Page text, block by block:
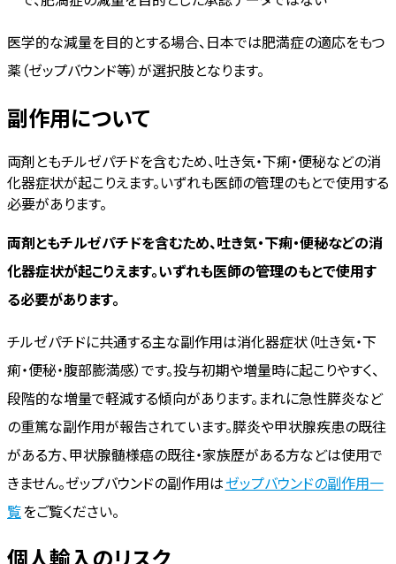
医学的な減量を目的とする場合、日本では肥満症の適応をもつ
薬（ゼップバウンド等）が選択肢となります。
副作用について
両剤ともチルゼパチドを含むため、吐き気・下痢・便秘などの消
化器症状が起こりえます。いずれも医師の管理のもとで使用する
必要があります。
両剤ともチルゼパチドを含むため、吐き気・下痢・便秘などの消
化器症状が起こりえます。いずれも医師の管理のもとで使用す
る必要があります。
チルゼパチドに共通する主な副作用は消化器症状（吐き気・下
痢・便秘・腹部膨満感）です。投与初期や増量時に起こりやすく、
段階的な増量で軽減する傾向があります。まれに急性膵炎など
の重篤な副作用が報告されています。膵炎や甲状腺疾患の既往
がある方、甲状腺髄様癌の既往・家族歴がある方などは使用で
きません。ゼップバウンドの副作用はゼップバウンドの副作用一
覧をご覧ください。
個人輸入のリスク